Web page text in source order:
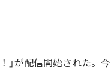
」が配信開始された。